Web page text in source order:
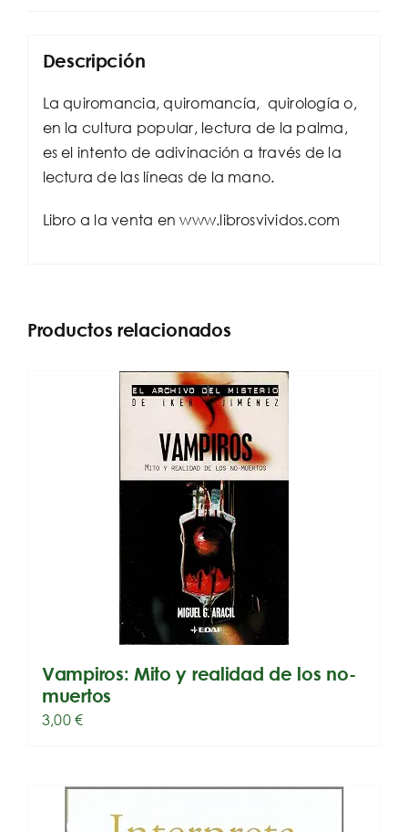
Descripción
La quiromancia, quiromancía, ​ quirología o,
en la cultura popular, lectura de la palma,
es el intento de adivinación a través de la
lectura de las líneas de la mano.
Libro a la venta en www.librosvividos.com
Productos relacionados
Vampiros: Mito y realidad de los no-
muertos
3,00€